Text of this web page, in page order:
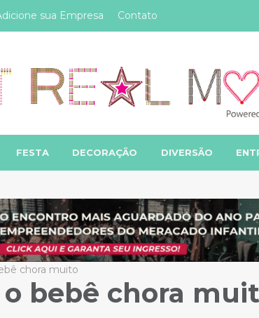
sua Empresa Contato
FESTA DECORAÇÃO DIVERSÃO
chora muito
bebê chora